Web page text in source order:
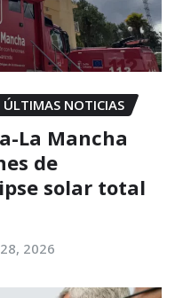
ÚLTIMAS NOTICIAS
La Mancha
de
solar total
2026